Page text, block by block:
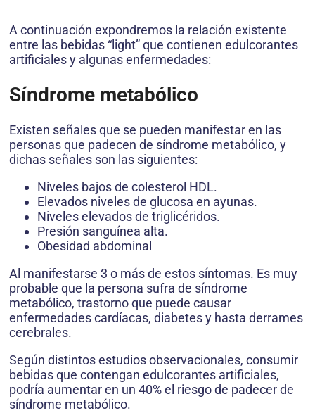
A continuación expondremos la relación existente
entre las bebidas “light” que contienen edulcorantes
artificiales y algunas enfermedades:
Síndrome metabólico
Existen señales que se pueden manifestar en las
personas que padecen de síndrome metabólico, y
dichas señales son las siguientes:
Niveles bajos de colesterol HDL.
Elevados niveles de glucosa en ayunas.
Niveles elevados de triglicéridos.
Presión sanguínea alta.
Obesidad abdominal
Al manifestarse 3 o más de estos síntomas. Es muy
probable que la persona sufra de síndrome
metabólico, trastorno que puede causar
enfermedades cardíacas, diabetes y hasta derrames
cerebrales.
Según distintos estudios observacionales, consumir
bebidas que contengan edulcorantes artificiales,
podría aumentar en un 40% el riesgo de padecer de
síndrome metabólico.